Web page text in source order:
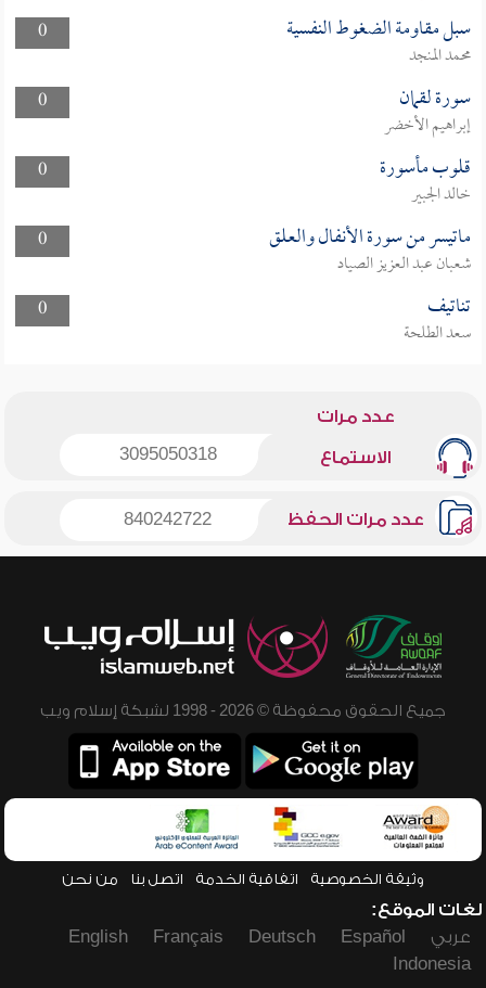
0 سبل مقاومة الضغوط النفسية
محمد المنجد
0
سورة لقمان
إبراهيم الأخضر
0
قلوب مأسورة
خالد الجبير
0
ماتيسر من سورة الأنفال والعلق
شعبان عبد العزيز الصياد
0
تناتيف
سعد الطلحة
عدد مرات
الاستماع 3095050318
عدد مرات الحفظ 840242722
جميع الحقوق محفوظة © 2026 - 1998 لشبكة إسلام ويب
وثيقة الخصوصية اتفاقية الخدمة اتصل بنا من نحن
لغات الموقع:
عربي
Español
Deutsch
Français
English
Indonesia